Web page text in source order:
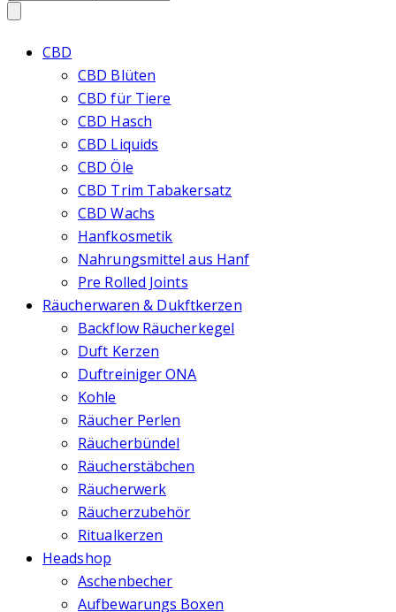
CBD
CBD Blüten
CBD für Tiere
CBD Hasch
CBD Liquids
CBD Öle
CBD Trim Tabakersatz
CBD Wachs
Hanfkosmetik
Nahrungsmittel aus Hanf
Pre Rolled Joints
Räucherwaren & Dukftkerzen
Backflow Räucherkegel
Duft Kerzen
Duftreiniger ONA
Kohle
Räucher Perlen
Räucherbündel
Räucherstäbchen
Räucherwerk
Räucherzubehör
Ritualkerzen
Headshop
Aschenbecher
Aufbewarungs Boxen